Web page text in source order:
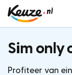
Sim only
Profiteer van